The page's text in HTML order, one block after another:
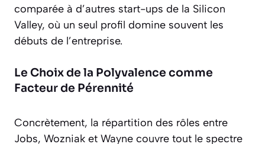
comparée à d’autres start-ups de la Silicon
Valley, où un seul profil domine souvent les
débuts de l’entreprise.
Le Choix de la Polyvalence comme
Facteur de Pérennité
Concrètement, la répartition des rôles entre
Jobs, Wozniak et Wayne couvre tout le spectre